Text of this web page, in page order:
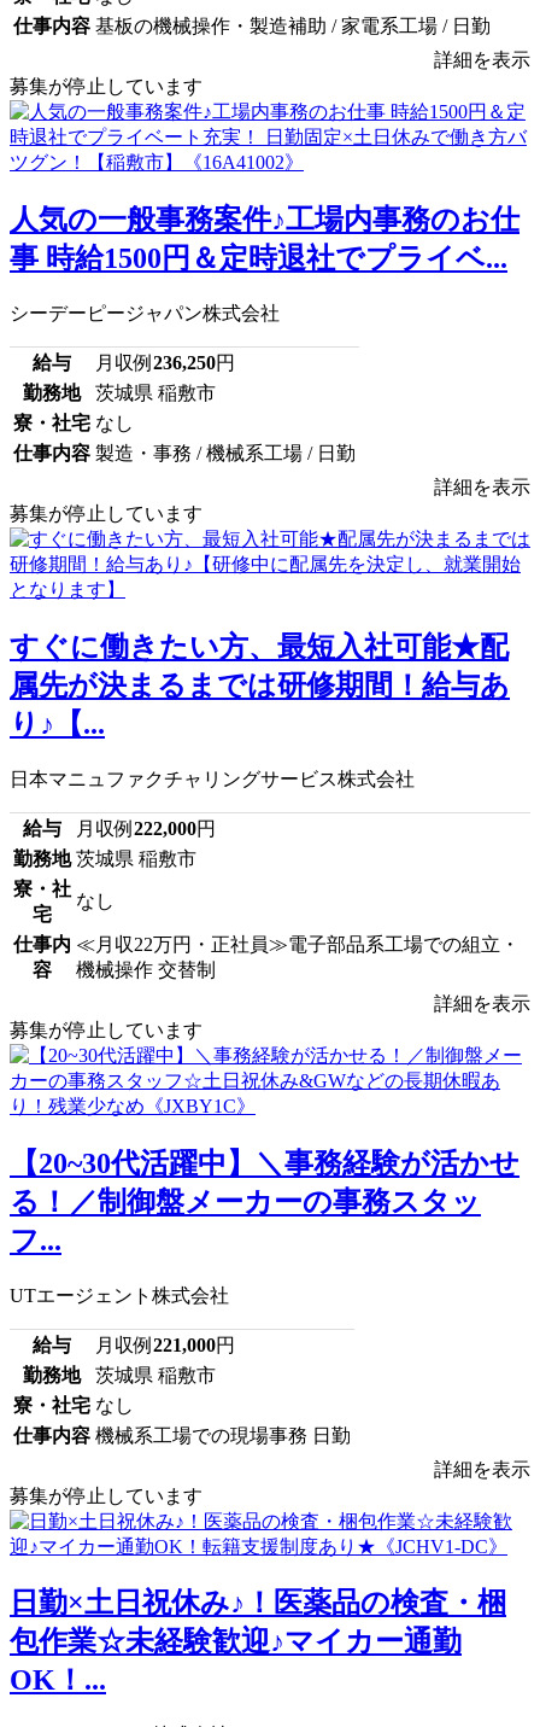
仕事内容 基板の機械操作・製造補助 / 家電系工場 / 日勤
詳細を表示
募集が停止しています
人気の一般事務案件♪工場内事務のお仕
事 時給1500円＆定時退社でプライベ...
シーデーピージャパン株式会社
給与 月収例 236,250円
勤務地
茨城県 稲敷市
寮・社宅 なし
仕事内容 製造・事務 / 機械系工場 / 日勤
詳細を表示
募集が停止しています
すぐに働きたい方、最短入社可能★配
属先が決まるまでは研修期間！給与あ
り♪【...
日本マニュファクチャリングサービス株式会社
給与 月収例 222,000円
勤務地 茨城県 稲敷市
寮・社
宅
なし
仕事内
容
≪月収22万円・正社員≫電子部品系工場での組立・
機械操作 交替制
詳細を表示
募集が停止しています
【20~30代活躍中】＼事務経験が活かせ
る！／制御盤メーカーの事務スタッ
フ...
UTエージェント株式会社
給与 月収例 221,000円
勤務地
茨城県 稲敷市
寮・社宅 なし
仕事内容 機械系工場での現場事務 日勤
詳細を表示
募集が停止しています
日勤×土日祝休み♪！医薬品の検査・梱
包作業☆未経験歓迎♪マイカー通勤
OK！...